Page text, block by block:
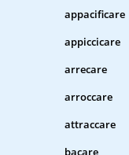
appacificare
appiccicare
arrecare
arroccare
attraccare
bacare